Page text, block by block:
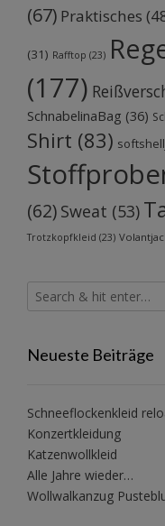
(67) Praktisches
(31) Rafftop (23)
(177)
SchnabelinaBag (36)
Shirt (83)
(62) Sweat (53)
Trotzkopfkleid (23)
Neueste Beiträge
Schneeflockenkleid
Konzertkleidung
Katzenwollkleid
Alle Jahre wieder…
Wollwalkanzug